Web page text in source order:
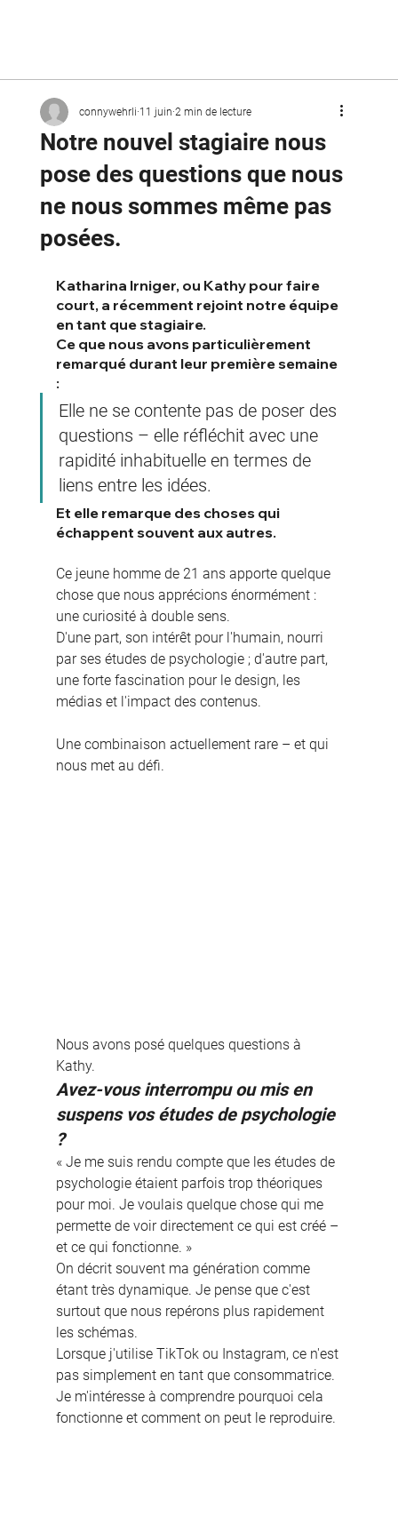
Notre nouvel stagiaire nous
pose des questions que nous
ne nous sommes même pas
posées.
connywehrli 11 juin 2 min de lecture
Katharina Irniger, ou Kathy pour faire
court, a récemment rejoint notre équipe
en tant que stagiaire.
Ce que nous avons particulièrement
remarqué durant leur première semaine
:
Elle ne se contente pas de poser des
questions – elle réfléchit avec une
rapidité inhabituelle en termes de
liens entre les idées.
Et elle remarque des choses qui
échappent souvent aux autres.
Ce jeune homme de 21 ans apporte quelque
chose que nous apprécions énormément :
une curiosité à double sens.
D'une part, son intérêt pour l'humain, nourri
par ses études de psychologie ; d'autre part,
une forte fascination pour le design, les
médias et l'impact des contenus.
Une combinaison actuellement rare – et qui
nous met au défi.
Nous avons posé quelques questions à
Kathy.
Avez-vous interrompu ou mis en
suspens vos études de psychologie
?
« Je me suis rendu compte que les études de
psychologie étaient parfois trop théoriques
pour moi. Je voulais quelque chose qui me
permette de voir directement ce qui est créé –
et ce qui fonctionne. »
On décrit souvent ma génération comme
étant très dynamique. Je pense que c'est
surtout que nous repérons plus rapidement
les schémas.
Lorsque j'utilise TikTok ou Instagram, ce n'est
pas simplement en tant que consommatrice.
Je m'intéresse à comprendre pourquoi cela
fonctionne et comment on peut le reproduire.